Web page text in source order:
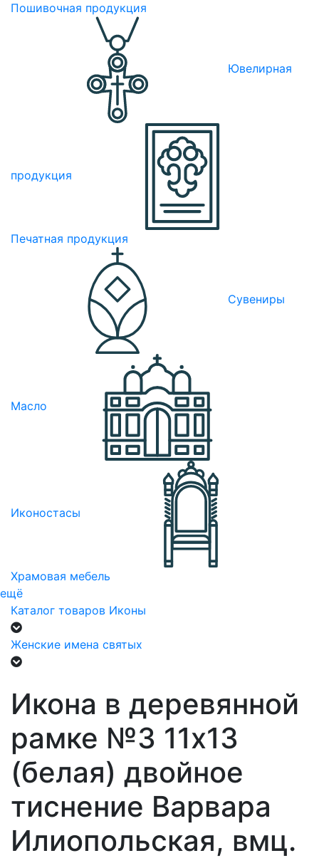
Пошивочная продукция
Ювелирная
продукция
Печатная продукция
Сувениры
Масло
Иконостасы
Храмовая мебель
ещё
Каталог товаров Иконы
Женские имена святых
Икона в деревянной
рамке №3 11х13
(белая) двойное
тиснение Варвара
Илиопольская, вмц.